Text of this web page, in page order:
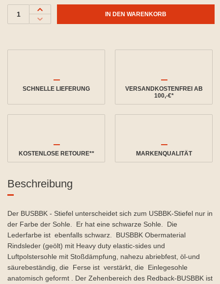
IN DEN WARENKORB
SCHNELLE LIEFERUNG
VERSANDKOSTENFREI AB
100,-€*
KOSTENLOSE RETOURE** MARKENQUALITÄT
Beschreibung
Der BUSBBK - Stiefel unterscheidet sich zum USBBK-Stiefel nur in
der Farbe der Sohle. Er hat eine schwarze Sohle. Die
Lederfarbe ist ebenfalls schwarz. BUSBBK Obermaterial
Rindsleder (geölt) mit Heavy duty elastic-sides und
Luftpolstersohle mit Stoßdämpfung, nahezu abriebfest, öl-und
säurebeständig, die Ferse ist verstärkt, die Einlegesohle
anatomisch geformt . Der Zehenbereich des Redback-BUSBBK ist